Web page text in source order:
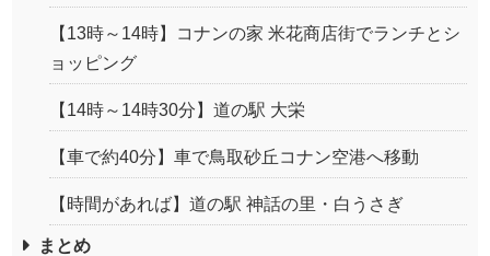
【13時～14時】コナンの家 米花商店街でランチとシ
ョッピング
【14時～14時30分】道の駅 大栄
【車で約40分】車で鳥取砂丘コナン空港へ移動
【時間があれば】道の駅 神話の里・白うさぎ
まとめ